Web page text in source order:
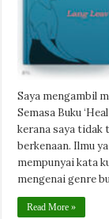
Saya mengambil
Semasa Buku
kerana saya tidak
berkenaan. Ilmu
mempunyai kata
mengenai genre
Read More »